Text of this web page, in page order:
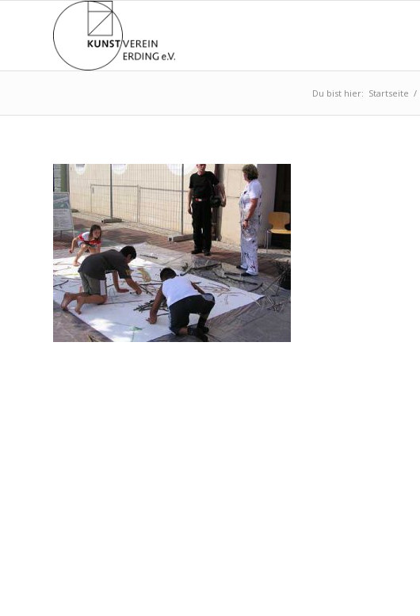
Du bist hier: Startseite /